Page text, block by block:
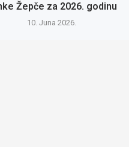
Žepče za 2026. godinu
10. Juna 2026.